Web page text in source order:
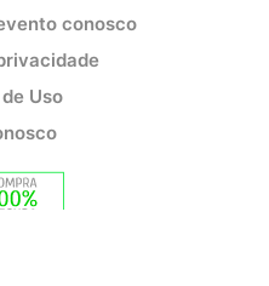
conosco
Uso